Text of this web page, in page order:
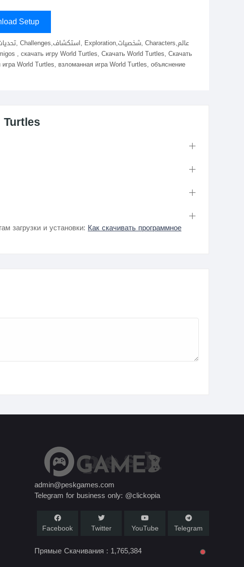
Setup
World Turtles, взломанная игра World Turtles, объяснение
загрузки и установки: Как скачивать программное
admin@peskgames.com
Telegram for business only: @clickopia
Facebook Twitter YouTube Telegram
Прямые Скачивания : 1,765,384